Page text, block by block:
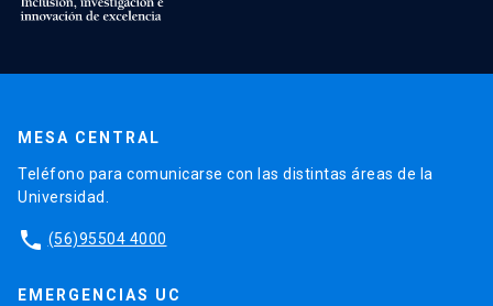
MESA CENTRAL
Teléfono para comunicarse con las distintas áreas de la
Universidad.
phone (56)95504 4000
EMERGENCIAS UC